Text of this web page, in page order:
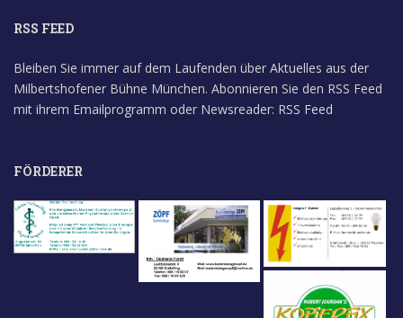
RSS FEED
Bleiben Sie immer auf dem Laufenden über Aktuelles aus der
Milbertshofener Bühne München. Abonnieren Sie den RSS Feed
mit ihrem Emailprogramm oder Newsreader: RSS Feed
FÖRDERER